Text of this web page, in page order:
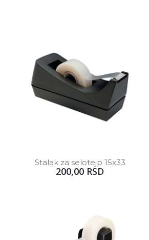
Stalak za selotejp 15x33
200,00 RSD